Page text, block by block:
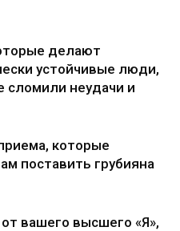
делают
устойчивые люди,
сломили неудачи и
которые
поставить грубияна
вашего высшего «Я»,